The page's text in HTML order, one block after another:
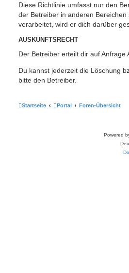
Diese Richtlinie umfasst nur den
der Betreiber in anderen
verarbeitet, wird er dich darüber
AUSKUNFTSRECHT
Der Betreiber erteilt dir auf
Du kannst jederzeit die Löschung
bitte den Betreiber.
Startseite Portal Foren-Übersicht
Powered